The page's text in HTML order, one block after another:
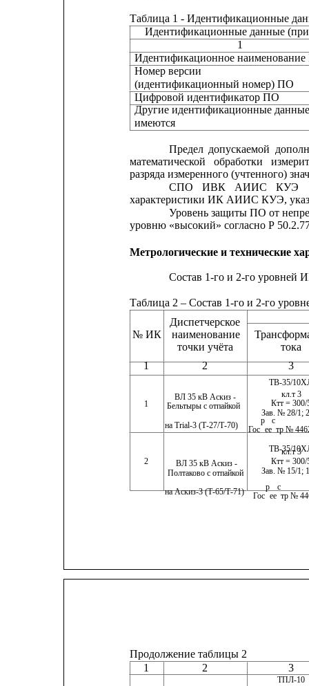
Таблица 1 - Идентификационные
Идентификационные данные
1
Идентификационное
Номер версии
(идентификационный номер) ПО
Цифровой идентификатор ПО
Другие идентификационные
имеются
Предел допускаемой
математической
обработки
разряда измеренного (учтенного)
СПО
ИВК АИИС КУЭ
характеристики ИК АИИС КУЭ,
Уровень защиты ПО от
уровню «высокий» согласно Р
Метрологические и технические
Состав 1-го и 2-го
1
кл.т 3
Ктт = 300/
Зав. № 28/1;
кл.т 3
2
Ктт = 300/
Зав. № 15/1;
Таблица 2 – Состав 1-го и 2-го
Диспетчерское
№ ИК
наименование
точки учёта
1
2 3
ТВ-35/
ВЛ 35 кВ
Бельтыры с отпайкой
на Trial-3 (Т-27/Т-70)
Гос
р
ее
с
тр №
ТВ-
ВЛ 35 кВ
Полтаково с
на Аскиз-3 (Т-65/Т-71)
Гос
р
ее
с
тр №
Продолжение таблицы 2
1
2 3
ТПЛ-10